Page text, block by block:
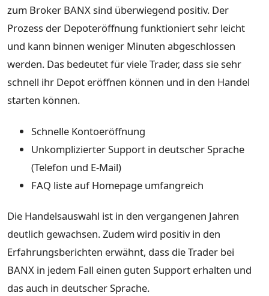
zum Broker BANX sind überwiegend positiv. Der
Prozess der Depoteröffnung funktioniert sehr leicht
und kann binnen weniger Minuten abgeschlossen
werden. Das bedeutet für viele Trader, dass sie sehr
schnell ihr Depot eröffnen können und in den Handel
starten können.
Schnelle Kontoeröffnung
Unkomplizierter Support in deutscher Sprache
(Telefon und E-Mail)
FAQ liste auf Homepage umfangreich
Die Handelsauswahl ist in den vergangenen Jahren
deutlich gewachsen. Zudem wird positiv in den
Erfahrungsberichten erwähnt, dass die Trader bei
BANX in jedem Fall einen guten Support erhalten und
das auch in deutscher Sprache.